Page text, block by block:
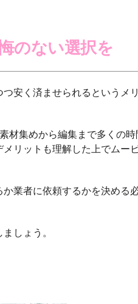
のない選択を
安く済ませられるというメ
材集めから編集まで多くの時
リットも理解した上でムー
業者に依頼するかを決める
しょう。